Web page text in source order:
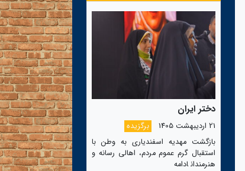
دختر ایران
21 اردیبهشت 1405
برگزیده
بازگشت مهدیه اسفندیاری به وطن با
استقبال گرم عموم مردم، اهالی رسانه و
هنرمندان ادامه